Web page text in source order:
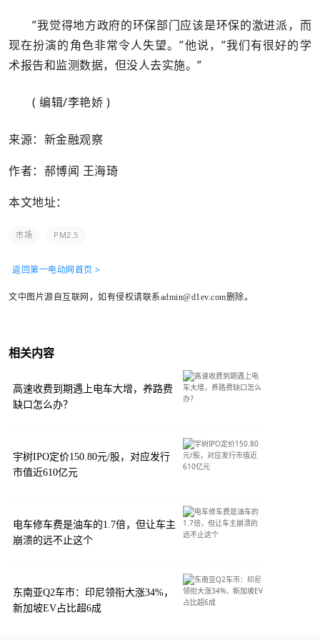
”我觉得地方政府的环保部门应该是环保的激进派，而
现在扮演的角色非常令人失望。”他说，”我们有很好的学
术报告和监测数据，但没人去实施。”
( 编辑/李艳娇 )
来源：新金融观察
作者：郝博闻 王海琦
本文地址：
市场 PM2.5
返回第一电动网首页 >
文中图片源自互联网，如有侵权请联系admin@d1ev.com删除。
相关内容
高速收费到期遇上电车大增，养路费
缺口怎么办？
宇树IPO定价150.80元/股，对应发行
市值近610亿元
电车修车费是油车的1.7倍，但让车主
崩溃的远不止这个
东南亚Q2车市：印尼领衔大涨34%，
新加坡EV占比超6成